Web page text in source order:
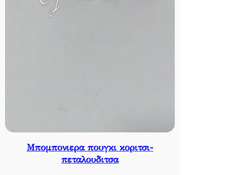
Μπομπονιερα πουγκι κοριτσι-
πεταλουδιτσα